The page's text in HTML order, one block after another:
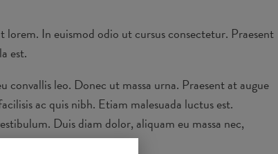
In euismod odio ut cursus consectetur. Praesent
est.
leo. Donec ut massa urna. Praesent at augue
ac quis nibh. Etiam malesuada luctus est.
Duis diam dolor, aliquam eu massa nec,